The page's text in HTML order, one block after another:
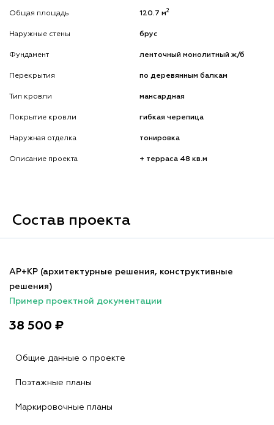
Общая площадь 120.7 м2
Наружные стены брус
Фундамент ленточный монолитный ж/б
Перекрытия по деревянным балкам
Тип кровли мансардная
Покрытие кровли гибкая черепица
Наружная отделка тонировка
Описание проекта + терраса 48 кв.м
Состав проекта
АР+КР (архитектурные решения, конструктивные
решения)
Пример проектной документации
38 500 ₽
Общие данные о проекте
Поэтажные планы
Маркировочные планы